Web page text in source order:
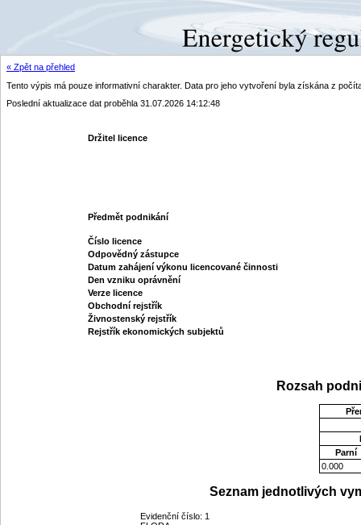
« Zpět na přehled
Tento výpis má pouze informativní charakter. Data pro jeho vytvoření byla získána z
Poslední aktualizace dat proběhla 31.07.2026 14:12:48
Držitel licence
Předmět podnikání
Číslo licence
Odpovědný zástupce
Datum zahájení výkonu licencované činnosti
Den vzniku oprávnění
Verze licence
Obchodní rejstřík
Živnostenský rejstřík
Rejstřík ekonomických subjektů
Rozsah
Parní
0.000
Seznam jednotlivých
Evidenční číslo: 1